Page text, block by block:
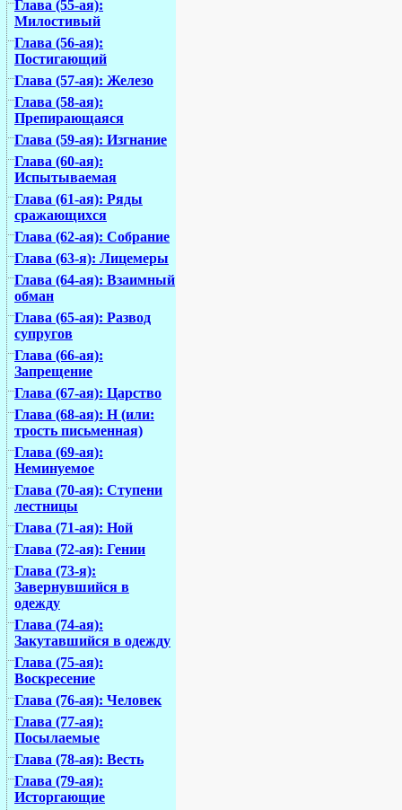
Глава (55-ая):
Милостивый
Глава (56-ая):
Постигающий
Глава (57-ая): Железо
Глава (58-ая):
Препирающаяся
Глава (59-ая): Изгнание
Глава (60-ая):
Испытываемая
Глава (61-ая): Ряды
сражающихся
Глава (62-ая): Собрание
Глава (63-я): Лицемеры
Глава (64-ая): Взаимный
обман
Глава (65-ая): Развод
супругов
Глава (66-ая):
Запрещение
Глава (67-ая): Царство
Глава (68-ая): Н (или:
трость письменная)
Глава (69-ая):
Неминуемое
Глава (70-ая): Ступени
лестницы
Глава (71-ая): Ной
Глава (72-ая): Гении
Глава (73-я):
Завернувшийся в
одежду
Глава (74-ая):
Закутавшийся в одежду
Глава (75-ая):
Воскресение
Глава (76-ая): Человек
Глава (77-ая):
Посылаемые
Глава (78-ая): Весть
Глава (79-ая):
Исторгающие